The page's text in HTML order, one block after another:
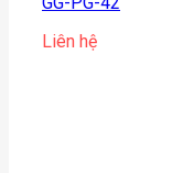
Liên hệ